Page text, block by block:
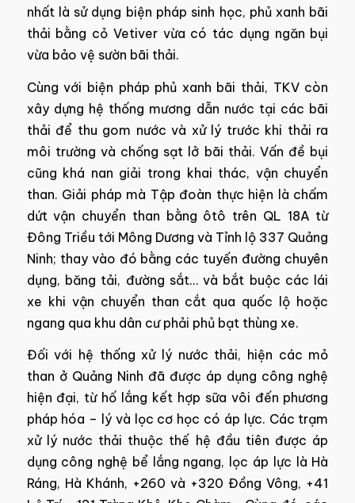
nhất là sử dụng biện pháp sinh học, phủ xanh bãi
thải bằng cỏ Vetiver vừa có tác dụng ngăn bụi
vừa bảo vệ sườn bãi thải.
Cùng với biện pháp phủ xanh bãi thải, TKV còn
xây dựng hệ thống mương dẫn nước tại các bãi
thải để thu gom nước và xử lý trước khi thải ra
môi trường và chống sạt lở bãi thải. Vấn đề bụi
cũng khá nan giải trong khai thác, vận chuyển
than. Giải pháp mà Tập đoàn thực hiện là chấm
dứt vận chuyển than bằng ôtô trên QL 18A từ
Đông Triều tới Mông Dương và Tỉnh lộ 337 Quảng
Ninh; thay vào đó bằng các tuyến đường chuyên
dụng, băng tải, đường sắt… và bắt buộc các lái
xe khi vận chuyển than cắt qua quốc lộ hoặc
ngang qua khu dân cư phải phủ bạt thùng xe.
Đối với hệ thống xử lý nước thải, hiện các mỏ
than ở Quảng Ninh đã được áp dụng công nghệ
hiện đại, từ hố lắng kết hợp sữa vôi đến phương
pháp hóa – lý và lọc cơ học có áp lực. Các trạm
xử lý nước thải thuộc thế hệ đầu tiên được áp
dụng công nghệ bể lắng ngang, lọc áp lực là Hà
Ráng, Hà Khánh, +260 và +320 Đồng Vông, +41